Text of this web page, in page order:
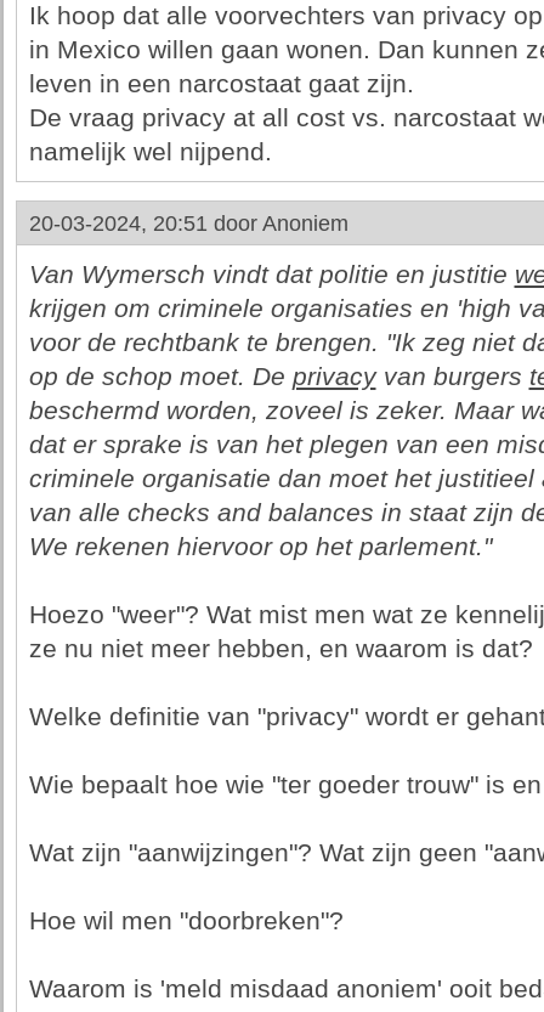
Ik hoop dat alle voorvechters van privacy
in Mexico willen gaan wonen. Dan kunnen
leven in een narcostaat gaat zijn.
De vraag privacy at all cost vs. narcostaat
namelijk wel nijpend.
20-03-2024, 20:51 door Anoniem
Van Wymersch vindt dat politie en justitie
krijgen om criminele organisaties en 'high
voor de rechtbank te brengen. "Ik zeg niet
op de schop moet. De privacyvan burgers
beschermd worden, zoveel is zeker. Maar
dat er sprake is van het plegen van een
criminele organisatie dan moet het
van alle checks and balances in staat zijn
We rekenen hiervoor op het parlement."
Hoezo "weer"? Wat mist men wat ze
ze nu niet meer hebben, en waarom is dat?
Welke definitie van "privacy" wordt er
Wie bepaalt hoe wie "ter goeder trouw" is
Wat zijn "aanwijzingen"? Wat zijn geen
Hoe wil men "doorbreken"?
Waarom is 'meld misdaad anoniem' ooit